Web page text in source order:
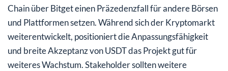
Chain über Bitget einen Präzedenzfall für andere Börsen
und Plattformen setzen. Während sich der Kryptomarkt
weiterentwickelt, positioniert die Anpassungsfähigkeit
und breite Akzeptanz von USDT das Projekt gut für
weiteres Wachstum. Stakeholder sollten weitere